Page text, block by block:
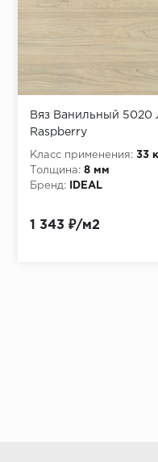
Вяз Ванильный 5020
Raspberry
Класс применения: 33
Толщина: 8 мм
Бренд:
IDEAL
1 343 ₽/м2